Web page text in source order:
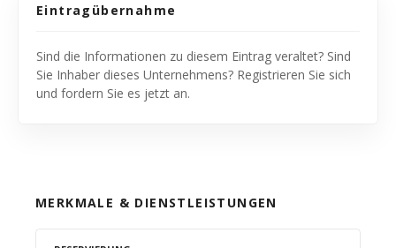
Eintragübernahme
Sind die Informationen zu diesem Eintrag veraltet? Sind
Sie Inhaber dieses Unternehmens? Registrieren Sie sich
und fordern Sie es jetzt an.
MERKMALE & DIENSTLEISTUNGEN